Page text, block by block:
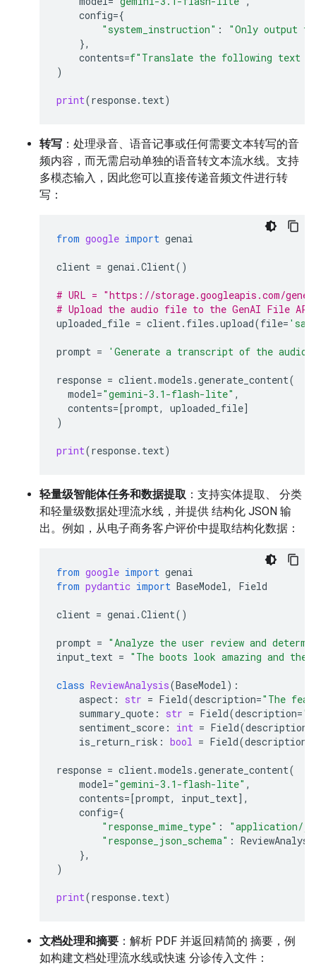
config={
"system_instruction" :
"Only output
},
contents=f"Translate the following text
)
print(response. text)
转写 ：处理录音、语音记事或任何需要文本转写的音
频内容，而无需启动单独的语音转文本流水线。支持
多模态输入，因此您可以直接传递音频文件进行转
写：
from google import genai
client = genai .Client()
# URL = "https://storage.googleapis.com/
# Upload the audio file to the GenAI File API
uploaded_file = client. files .upload(file=
prompt = 'Generate a transcript of the
response = client.models .generate_content(
model="gemini-3.1-flash-lite" ,
contents=[prompt, uploaded_file]
)
print(response. text)
轻量级智能体任务和数据提取 ：支持实体提取、 分类
和轻量级数据处理流水线，并提供 结构化 JSON 输
出。例如，从电子商务客户评价中提取结构化数据：
from google import genai
from pydantic import BaseModel, Field
client = genai .Client()
prompt = "Analyze the user review and
input_text = "The boots look amazing and
class ReviewAnalysis(BaseModel):
aspect : str = Field(description="The
summary_quote : str = Field(description=
sentiment_score : int = Field(description
is_return_risk : bool = Field(description
response = client.models .generate_content(
model="gemini-3.1-flash-lite" ,
contents=[prompt, input_text],
config={
"response_mime_type" :
"application/
"response_json_schema" :
},
)
print(response. text)
文档处理和摘要 ：解析 PDF 并返回精简的 摘要，例
如构建文档处理流水线或快速 分诊传入文件：